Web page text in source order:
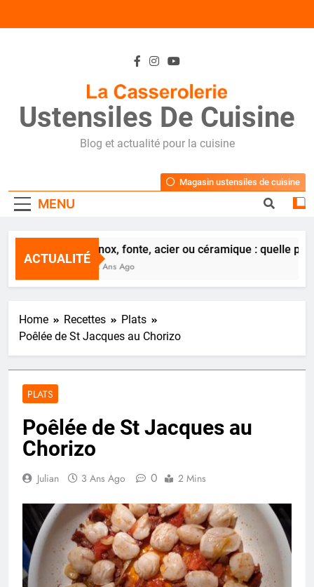
Ustensiles De Cuisine
Blog et actualité pour la cuisine
MENU
Magasin ustensiles de cuisine
ACTUALITÉ
Inox, fonte, acier ou céramique : quelle
2 Ans Ago
Home Recettes
Plats
Poêlée de St Jacques au Chorizo
PLATS
Poêlée de St Jacques au
Chorizo
Julian 3 Ans Ago 0 2 Mins